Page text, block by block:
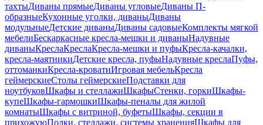
тахтыДиваны прямыеДиваны угловыеДиваны П-
образныеКухонные уголки, диваныДиваны
модульныеДетские диваныДиваны садовыеКомплекты мягкой
мебелиБескаркасные кресла-мешки и диваныНадувные
диваныКреслаКреслаКресла-мешки и пуфыКресла-качалки,
кресла-маятникиДетские кресла, пуфыНадувные креслаПуфы,
оттоманкиКресла-кроватиИгровая мебельКресла
геймерскиеСтолы геймерскиеПодставки для
ноутбуковШкафы и стеллажиШкафыСтенки, горкиШкафы-
купеШкафы-гармошкиШкафы-пеналы для жилой
комнатыШкафы с витриной, буфетыШкафы, секции в
прихожуюПолки, стеллажи, системы храненияШкафы для